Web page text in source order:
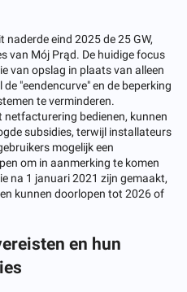
naderde eind 2025 de 25 GW,
van Mój Prąd. De huidige focus
van opslag in plaats van alleen
"eendencurve" en de beperking
te verminderen.
bedienen, kunnen
subsidies, terwijl installateurs
mogelijk een
om in aanmerking te komen
na 1 januari 2021 zijn gemaakt,
kunnen doorlopen tot 2026 of
en hun